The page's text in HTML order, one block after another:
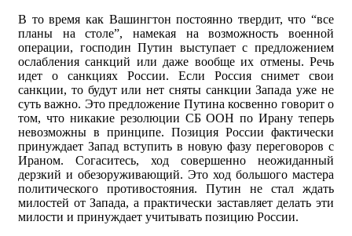
В то время как Вашингтон постоянно твердит, что “все
планы на столе”, намекая на возможность военной
операции, господин Путин выступает с предложением
ослабления санкций или даже вообще их отмены. Речь
идет о санкциях России. Если Россия снимет свои
санкции, то будут или нет сняты санкции Запада уже не
суть важно. Это предложение Путина косвенно говорит о
том, что никакие резолюции СБ ООН по Ирану теперь
невозможны в принципе. Позиция России фактически
принуждает Запад вступить в новую фазу переговоров с
Ираном. Согаситесь, ход совершенно неожиданный
дерзкий и обезоруживающий. Это ход большого мастера
политического противостояния. Путин не стал ждать
милостей от Запада, а практически заставляет делать эти
милости и принуждает учитывать позицию России.